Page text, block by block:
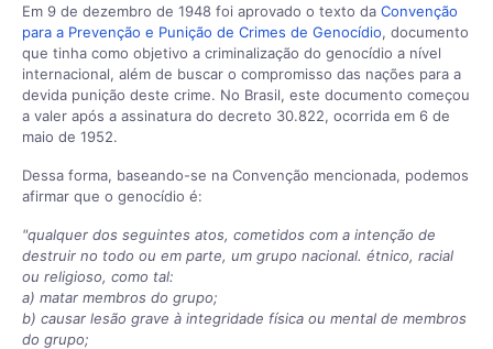
Em 9 de dezembro de 1948 foi aprovado o texto da Convenção
para a Prevenção e Punição de Crimes de Genocídio, documento
que tinha como objetivo a criminalização do genocídio a nível
internacional, além de buscar o compromisso das nações para a
devida punição deste crime. No Brasil, este documento começou
a valer após a assinatura do decreto 30.822, ocorrida em 6 de
maio de 1952.
Dessa forma, baseando-se na Convenção mencionada, podemos
afirmar que o genocídio é:
"qualquer dos seguintes atos, cometidos com a intenção de
destruir no todo ou em parte, um grupo nacional. étnico, racial
ou religioso, como tal:
a) matar membros do grupo;
b) causar lesão grave à integridade física ou mental de membros
do grupo;